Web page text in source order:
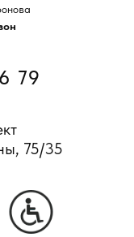
79
75/35